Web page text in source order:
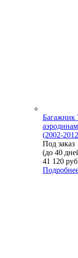
Багажник
(2002-
Под заказ
(до 40
41 120